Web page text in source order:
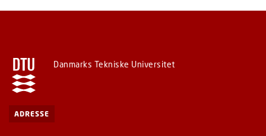
Danmarks Tekniske Universitet
ADRESSE